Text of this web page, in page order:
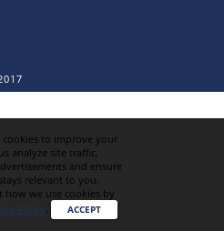
cookies to improve your
analyze site traffic,
and ensure
relevant to you.
how we use cookies by
Policy. ACCEPT